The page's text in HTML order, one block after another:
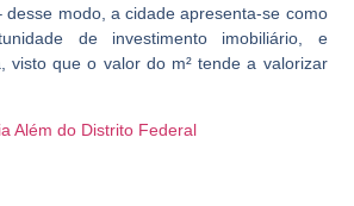
desse modo, a cidade apresenta-se como
de investimento imobiliário, e
visto que o valor do m² tende a valorizar
Além do Distrito Federal